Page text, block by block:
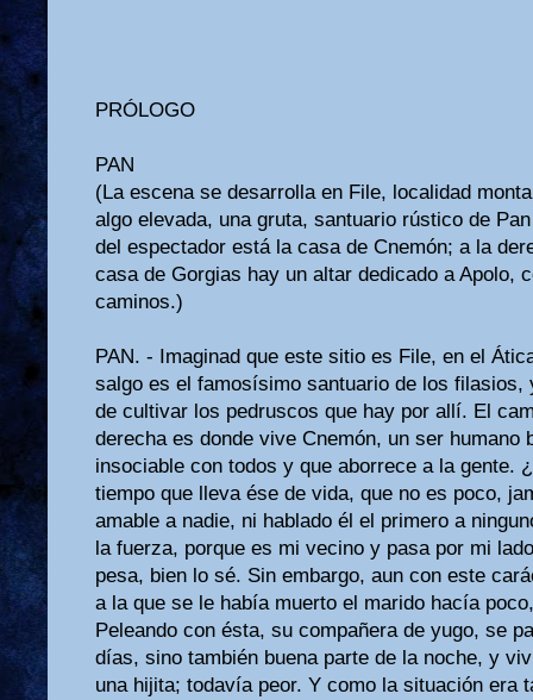
PRÓLOGO
PAN
(La escena se desarrolla en File, localidad
algo elevada, una gru­ta, santuario rústico de
del espectador está la casa de Cnemón; a la
casa de Gorgias hay un altar dedicado a Apolo,
caminos.)
PAN. - Imaginad que este sitio es File, en el
salgo es el famosísimo santuario de los filasios,
de cultivar los pedruscos que hay por allí. El
derecha es donde vive Cnemón, un ser humano
insociable con todos y que aborrece a la gente.
tiempo que lleva ése de vida, que no es poco,
amable a nadie, ni hablado él el primero a
la fuerza, porque es mi vecino y pasa por mi
pesa, bien lo sé. Sin embargo, aun con este
a la que se le había muerto el marido hacía
Peleando con ésta, su compañera de yugo, se
días, sino también buena parte de la noche, y
una hijita; todavía peor. Y como la situación era